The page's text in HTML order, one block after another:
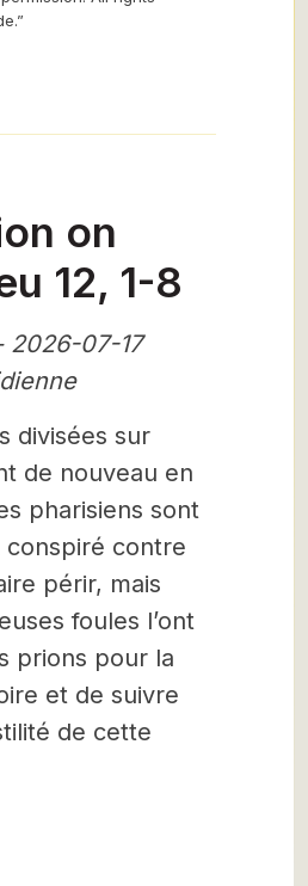
on
12, 1-8
2026-07-17
divisées sur
de nouveau en
pharisiens sont
contre
périr, mais
foules l’ont
prions pour la
et de suivre
de cette